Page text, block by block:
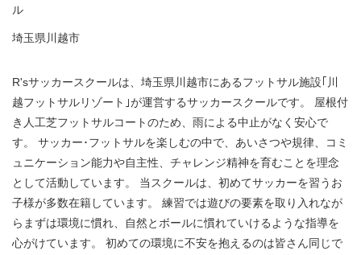
ル
埼玉県川越市
R'sサッカースクールは、埼玉県川越市にあるフットサル施設｢川
越フットサルリゾート｣が運営するサッカースクールです。 屋根付
き人工芝フットサルコートのため、雨による中止がなく安心で
す。 サッカー･フットサルを楽しむの中で、あいさつや規律、コミ
ュニケーション能力や自主性、チャレンジ精神を育むことを理念
として活動しています。 当スクールは、初めてサッカーを習うお
子様が多数在籍しています。 練習では遊びの要素を取り入れなが
らまずは環境に慣れ、自然とボールに慣れていけるような指導を
心がけています。 初めての環境に不安を抱えるのは皆さん同じで